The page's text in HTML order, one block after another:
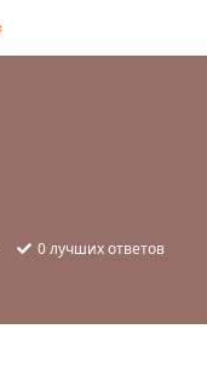
0лучших ответов